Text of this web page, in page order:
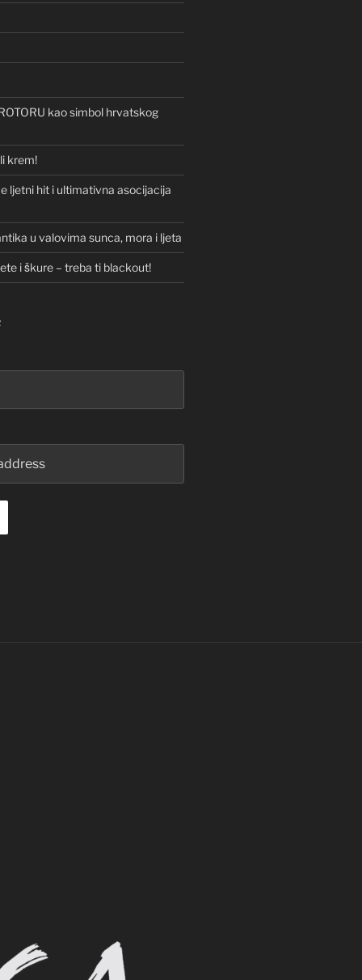
kao simbol hrvatskog
krem!
ljetni hit i ultimativna asocijacija
u valovima sunca, mora i ljeta
i škure – treba ti blackout!